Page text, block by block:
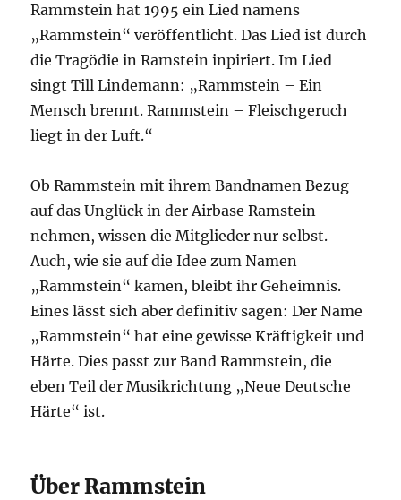
Rammstein hat 1995 ein Lied namens
„Rammstein“ veröffentlicht. Das Lied ist durch
die Tragödie in Ramstein inpiriert. Im Lied
singt Till Lindemann: „Rammstein – Ein
Mensch brennt. Rammstein – Fleischgeruch
liegt in der Luft.“
Ob Rammstein mit ihrem Bandnamen Bezug
auf das Unglück in der Airbase Ramstein
nehmen, wissen die Mitglieder nur selbst.
Auch, wie sie auf die Idee zum Namen
„Rammstein“ kamen, bleibt ihr Geheimnis.
Eines lässt sich aber definitiv sagen: Der Name
„Rammstein“ hat eine gewisse Kräftigkeit und
Härte. Dies passt zur Band Rammstein, die
eben Teil der Musikrichtung „Neue Deutsche
Härte“ ist.
Über Rammstein